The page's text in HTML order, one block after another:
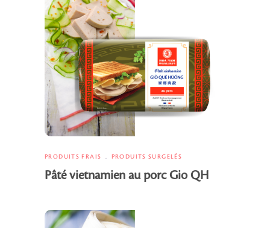
PRODUITS FRAIS PRODUITS SURGELÉS
Pâté vietnamien au porc Gio QH